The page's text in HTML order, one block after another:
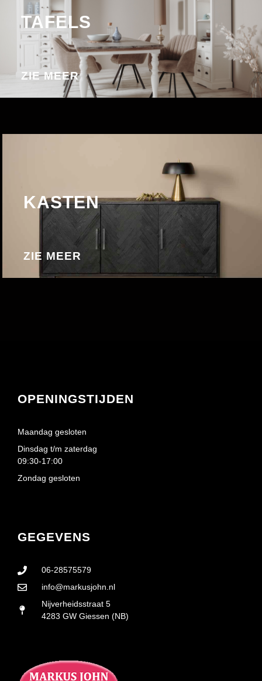
TAFELS
ZIE MEER
KASTEN
ZIE MEER
GEGEVENS
06-28575579
info@markusjohn.nl
Nijverheidsstraat 5
4283 GW Giessen (NB)
OPENINGSTIJDEN
Maandag gesloten
Dinsdag t/m zaterdag
09:30-17:00
Zondag gesloten